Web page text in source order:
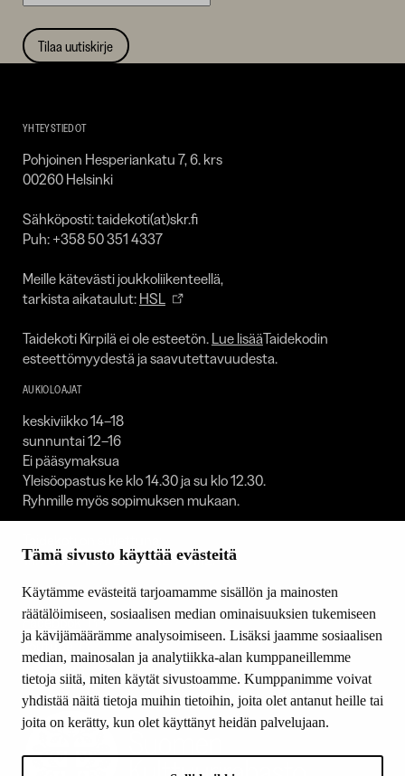
Tämä sivusto käyttää evästeitä
Käytämme evästeitä tarjoamamme sisällön ja mainosten
räätälöimiseen, sosiaalisen median ominaisuuksien tukemiseen
ja kävijämäärämme analysoimiseen. Lisäksi jaamme sosiaalisen
median, mainosalan ja analytiikka-alan kumppaneillemme
tietoja siitä, miten käytät sivustoamme. Kumppanimme voivat
yhdistää näitä tietoja muihin tietoihin, joita olet antanut heille tai
joita on kerätty, kun olet käyttänyt heidän palvelujaan.
Tilaa uutiskirje
KirpiläYHTEYSTIEDOT
Pohjoinen Hesperiankatu 7, 6. krs
00260 Helsinki
Sähköposti: taidekoti(at)skr.fi
Puh: +358 50 351 4337
Meille kätevästi joukkoliikenteellä,
tarkista aikataulut: HSL
Taidekoti Kirpilä ei ole esteetön. Lue lisääTaidekodin
esteettömyydestä ja saavutettavuudesta.
AUKIOLOAJAT
keskiviikko 14–18
sunnuntai 12–16
Ei pääsymaksua
Yleisöopastus ke klo 14.30 ja su klo 12.30.
Ryhmille myös sopimuksen mukaan.
1.1. / 30.4.–1.5. / 23.–25.12. / 31.12.
SEURAA MEITÄ
Facebook
Youtube
Instagram